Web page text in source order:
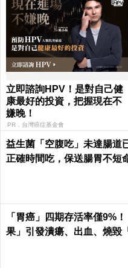
立即諮詢HPV！是對自己健
康最好的投資，把握現在不
嫌晚！
PR．台灣癌症基金會
益生菌「空腹吃」未達腸道
正確時間吃，保送腸胃不短
「胃癌」四期存活率僅9%
果」引發潰瘍、出血、燒毀